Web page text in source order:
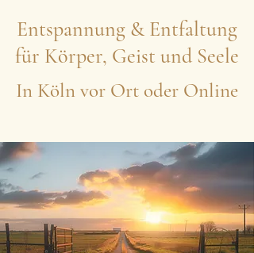
Entspannung & Entfaltung
für Körper, Geist und Seele
In Köln vor Ort oder Online